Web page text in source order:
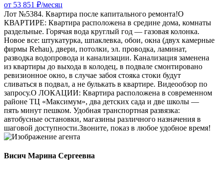
от 53 851 ₽/месяц
Лот №5384. Квартира после капитального ремонта!О
КВАРТИРЕ: Квартира расположена в средине дома, комнаты
раздельные. Горячая вода круглый год — газовая колонка.
Новое все: штукатурка, шпаклевка, обои, окна (двух камерные
фирмы Rehau), двери, потолки, эл. проводка, ламинат,
разводка водопровода и канализации. Канализация заменена
из квартиры до выхода в колодец, в подвале смонтировано
ревизионное окно, в случае забоя стояка стоки будут
сливаться в подвал, а не булькать в квартире. Видеообзор по
запросу.О ЛОКАЦИИ: Квартира расположена в современном
районе ТЦ «Maкcимум», два детских сада и две школы —
пять минут пешком. Удобная транспортная развязка:
автобусные остановки, магазины различного назначения в
шаговой доступности.Звоните, показ в любое удобное время!
Висич Марина Сергеевна